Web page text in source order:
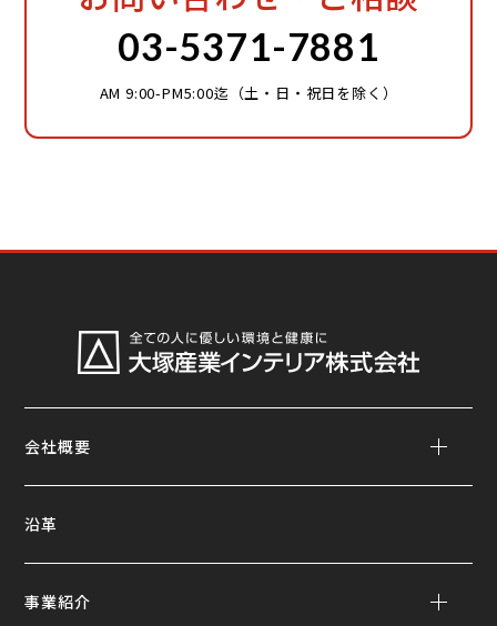
03-5371-7881
AM 9:00-PM5:00迄（土・日・祝日を除く）
会社概要
沿革
事業紹介